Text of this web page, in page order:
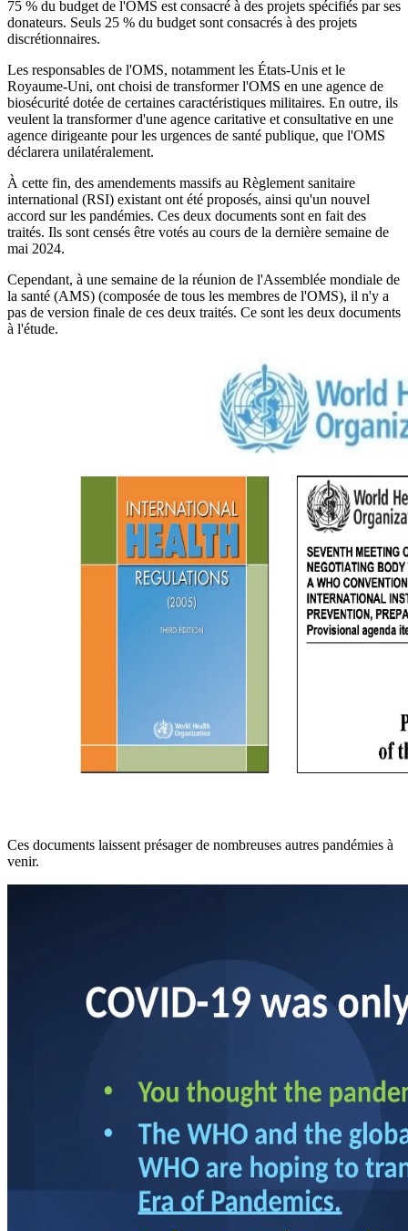
75 % du budget de l'OMS est consacré à des projets spécifiés par ses
donateurs. Seuls 25 % du budget sont consacrés à des projets
discrétionnaires.
Les responsables de l'OMS, notamment les États-Unis et le
Royaume-Uni, ont choisi de transformer l'OMS en une agence de
biosécurité dotée de certaines caractéristiques militaires. En outre, ils
veulent la transformer d'une agence caritative et consultative en une
agence dirigeante pour les urgences de santé publique, que l'OMS
déclarera unilatéralement.
À cette fin, des amendements massifs au Règlement sanitaire
international (RSI) existant ont été proposés, ainsi qu'un nouvel
accord sur les pandémies. Ces deux documents sont en fait des
traités. Ils sont censés être votés au cours de la dernière semaine de
mai 2024.
Cependant, à une semaine de la réunion de l'Assemblée mondiale de
la santé (AMS) (composée de tous les membres de l'OMS), il n'y a
pas de version finale de ces deux traités. Ce sont les deux documents
à l'étude.
Ces documents laissent présager de nombreuses autres pandémies à
venir.